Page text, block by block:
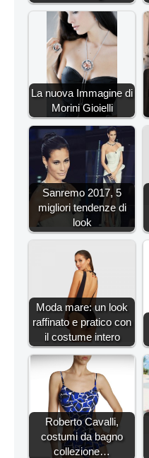
La nuova Immagine di
Morini Gioielli
Sanremo 2017, 5
migliori tendenze di
look
Moda mare: un look
raffinato e pratico con
il costume intero
Roberto Cavalli,
costumi da bagno
collezione…